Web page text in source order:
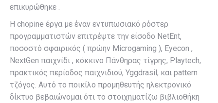
επικυρώθηκε .
Η chopine έργα με έναν εντυπωσιακό ρόστερ
προγραμματιστών επιτρέψτε την είσοδο NetEnt,
ποσοστό σφαιρικός ( πρώην Microgaming ), Eyecon ,
NextGen παιχνίδι , κόκκινο Πάνθηρας τίγρης, Playtech,
πρακτικός περίοδος παιχνιδιού, Yggdrasil, και pattern
τζόγος. Αυτό το ποικίλο προμηθευτής ηλεκτρονικό
δίκτυο βεβαιώνομαι ότι το στοιχηματίζω βιβλιοθήκη